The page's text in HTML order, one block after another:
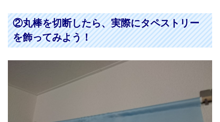
②丸棒を切断したら、実際にタペストリー
を飾ってみよう！